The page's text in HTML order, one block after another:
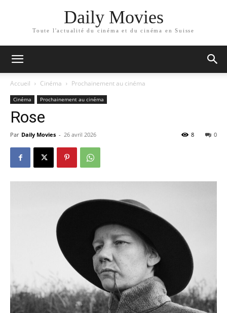
Daily Movies
Toute l'actualité du cinéma et du cinéma en Suisse
Accueil Cinéma Prochainement au cinéma
Cinéma Prochainement au cinéma
Rose
Par Daily Movies - 26 avril 2026 0
8